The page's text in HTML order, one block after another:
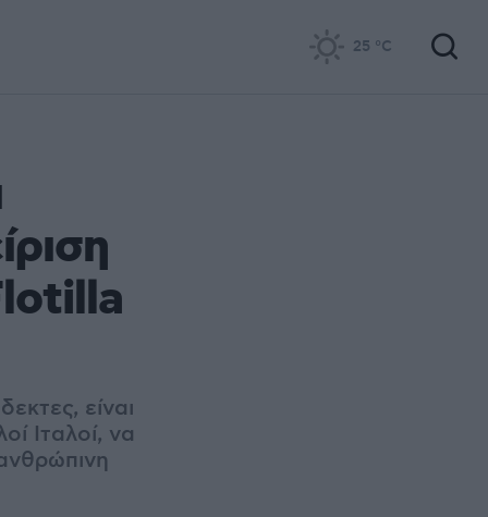
25 °C
είναι
Ιταλοί, να